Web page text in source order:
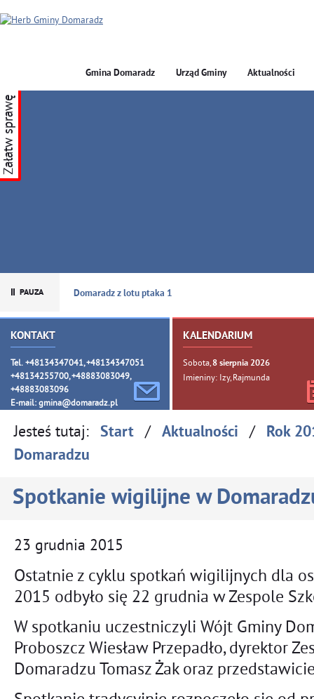
GMINA DOMARADZ
Gmina Domaradz Urząd Gminy Aktualności
Domaradz z lotu ptaka 1
KONTAKT
Tel. +48134347041, +48134347051
+48134255700, +48883083049,
+48883083096
E-mail: gmina@domaradz.pl
KALENDARIUM
Sobota, 8sierpnia 2026
Imieniny: Izy, Rajmunda
Załatw sprawę
Jesteś tutaj: Start / Aktualności / Rok
Domaradzu
Spotkanie wigilijne w
23 grudnia 2015
Ostatnie z cyklu spotkań wigilijnych dla
2015 odbyło się 22 grudnia w Zespole
W spotkaniu uczestniczyli Wójt Gminy
Proboszcz Wiesław Przepadło, dyrektor
Domaradzu Tomasz Żak oraz